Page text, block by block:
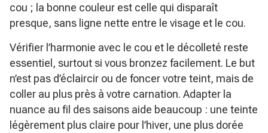
cou ; la bonne couleur est celle qui disparaît
presque, sans ligne nette entre le visage et le cou.
Vérifier l’harmonie avec le cou et le décolleté reste
essentiel, surtout si vous bronzez facilement. Le but
n’est pas d’éclaircir ou de foncer votre teint, mais de
coller au plus près à votre carnation. Adapter la
nuance au fil des saisons aide beaucoup : une teinte
légèrement plus claire pour l’hiver, une plus dorée